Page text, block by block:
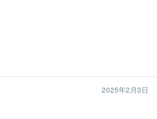
2025年2月3日